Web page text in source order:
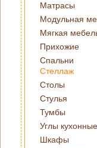
Матрасы
Модульная
Мягкая
Прихожие
Спальни
Стеллаж
Столы
Стулья
Тумбы
Углы кухонные
Шкафы